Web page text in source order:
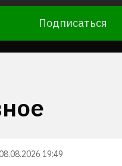
Подписаться
19:49